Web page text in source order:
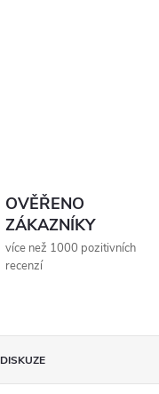
OVĚŘENO
ZÁKAZNÍKY
více než 1000 pozitivních
recenzí
DISKUZE